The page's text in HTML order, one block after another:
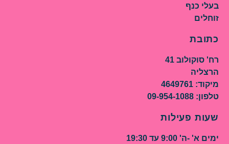
בעלי כנף
זוחלים
כתובת
רח' סוקולוב 41
הרצליה
מיקוד: 4649761
טלפון: 09-954-1088
שעות פעילות
ימים א' -ה' 9:00 עד 19:30